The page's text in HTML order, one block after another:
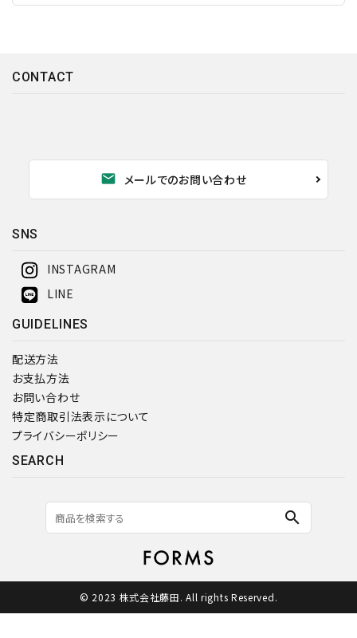
CONTACT
mail メールでのお問い合わせ
SNS
INSTAGRAM
LINE
GUIDELINES
配送方法
お支払方法
お問い合わせ
特定商取引法表示について
プライバシーポリシー
SEARCH
search
© 2023 株式会社藤田. All rights Reserved.